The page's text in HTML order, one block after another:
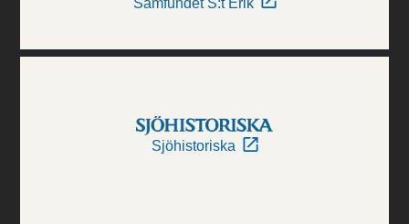
Sjöhistoriska